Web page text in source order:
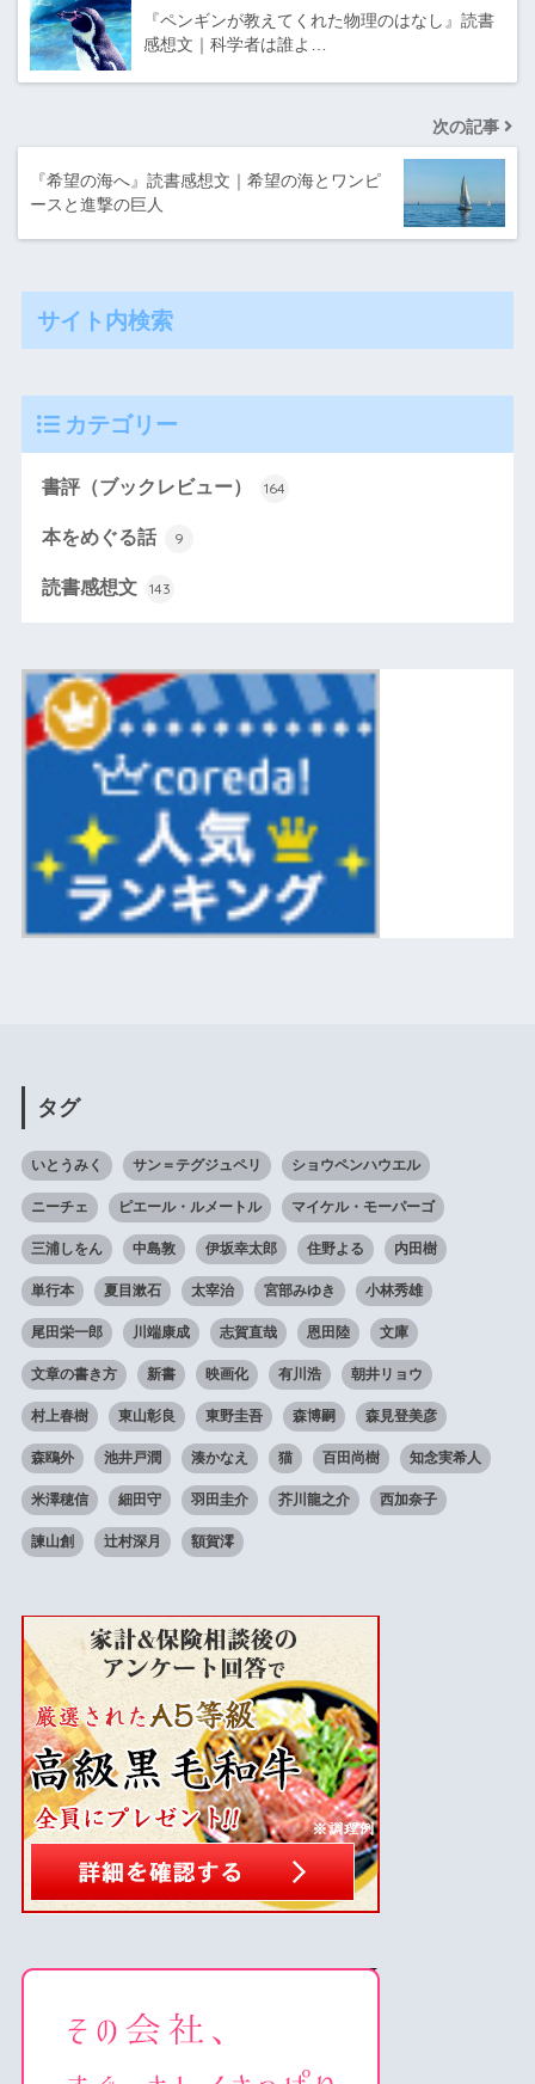
『ペンギンが教えてくれた物理のはなし』読書
感想文｜科学者は誰よ…
次の記事
『希望の海へ』読書感想文｜希望の海とワンピ
ースと進撃の巨人
サイト内検索
カテゴリー
書評（ブックレビュー） 164
本をめぐる話 9
読書感想文 143
タグ
いとうみく サン＝テグジュペリ ショウペンハウエル
ニーチェ ピエール・ルメートル マイケル・モーパーゴ
三浦しをん 中島敦 伊坂幸太郎 住野よる 内田樹
単行本 夏目漱石 太宰治 宮部みゆき 小林秀雄
尾田栄一郎 川端康成 志賀直哉 恩田陸 文庫
文章の書き方 新書 映画化 有川浩 朝井リョウ
村上春樹 東山彰良 東野圭吾 森博嗣 森見登美彦
森鴎外 池井戸潤 湊かなえ 猫 百田尚樹 知念実希人
米澤穂信 細田守 羽田圭介 芥川龍之介 西加奈子
諫山創 辻村深月 額賀澪